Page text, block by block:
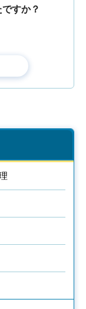
すか？